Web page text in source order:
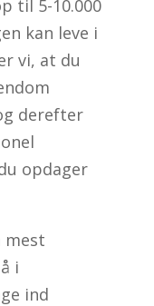
til 5-10.000
kan leve i
vi, at du
derefter
opdager
mest
i
ind